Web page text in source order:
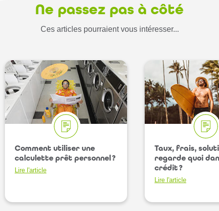
Ne passez pas à côté
Ces articles pourraient vous intéresser...
Comment utiliser une
calculette prêt personnel ?
Lire l'article
Taux, frais,
regarde quoi
crédit ?
Lire l'article